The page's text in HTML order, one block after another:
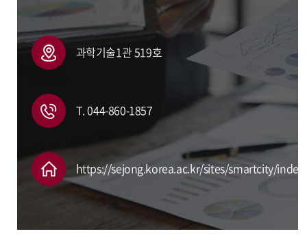
과학기술1관 519호
T. 044-860-1857
https://sejong.korea.ac.kr/sites/smartcity/